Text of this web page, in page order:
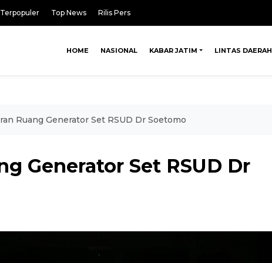
Terpopuler Top News Rilis Pers
HOME NASIONAL KABAR JATIM LINTAS DAERAH
Ruang Generator Set RSUD Dr Soetomo
Generator Set RSUD Dr